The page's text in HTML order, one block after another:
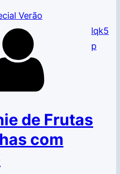
Verão
lqk5
p
de Frutas
com